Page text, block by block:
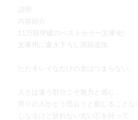
内容紹介
11万部突破のベストセラー文庫化!
文庫用に書き下ろし原稿追加。
ただキレイなだけの女はつまらない。
人とは違う部分こそ魅力と感じ、
周りの人がどう思おうと動じることな
しなるけど折れない太い芯を持って、